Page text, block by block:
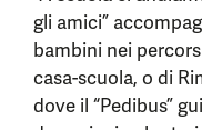
gli amici”
bambini nei
casa-scuola, o di
dove il “Pedibus”